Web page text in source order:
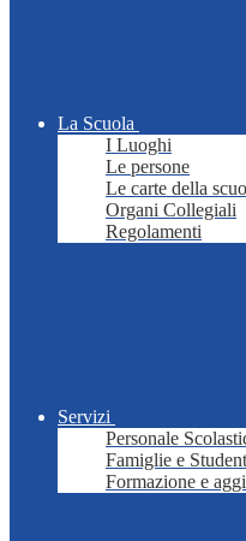
La Scuola
I Luoghi
Le persone
Le carte della
Organi Collegiali
Regolamenti
Servizi
Personale
Famiglie e
Formazione e